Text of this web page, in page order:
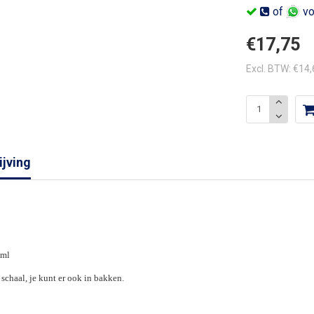
of
€17,75
Excl. BTW:
je kunt er ook in bakken.